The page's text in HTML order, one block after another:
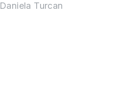
Daniela Turcan